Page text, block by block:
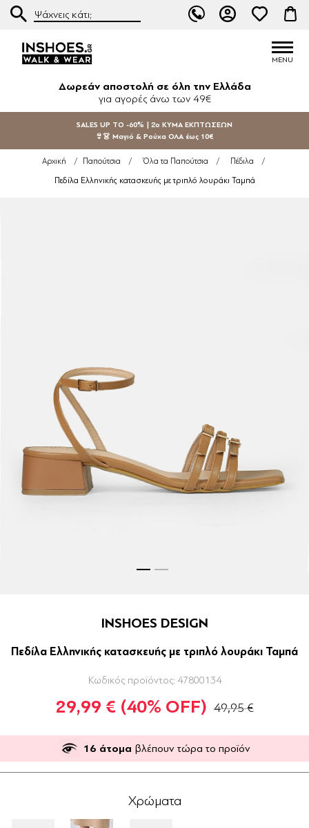
Δωρεάν αποστολή σε όλη την Ελλάδα
για αγορές άνω των 49€
SALES UP TO -60% | 2ο ΚΥΜΑ ΕΚΠΤΩΣΕΩΝ
👙👗 Μαγιό & Ρούχα ΟΛΑ έως 10€
Αρχική / Παπούτσια / Όλα τα Παπούτσια / Πέδιλα /
Πεδίλα Ελληνικής κατασκευής με τριπλό λουράκι Ταμπά
INSHOES DESIGN
Πεδίλα Ελληνικής κατασκευής με τριπλό λουράκι Ταμπά
Κωδικός προϊόντος: 47800134
29,99 € (40% OFF) 49,95 €
16 άτομα βλέπουν τώρα το προϊόν
Χρώματα